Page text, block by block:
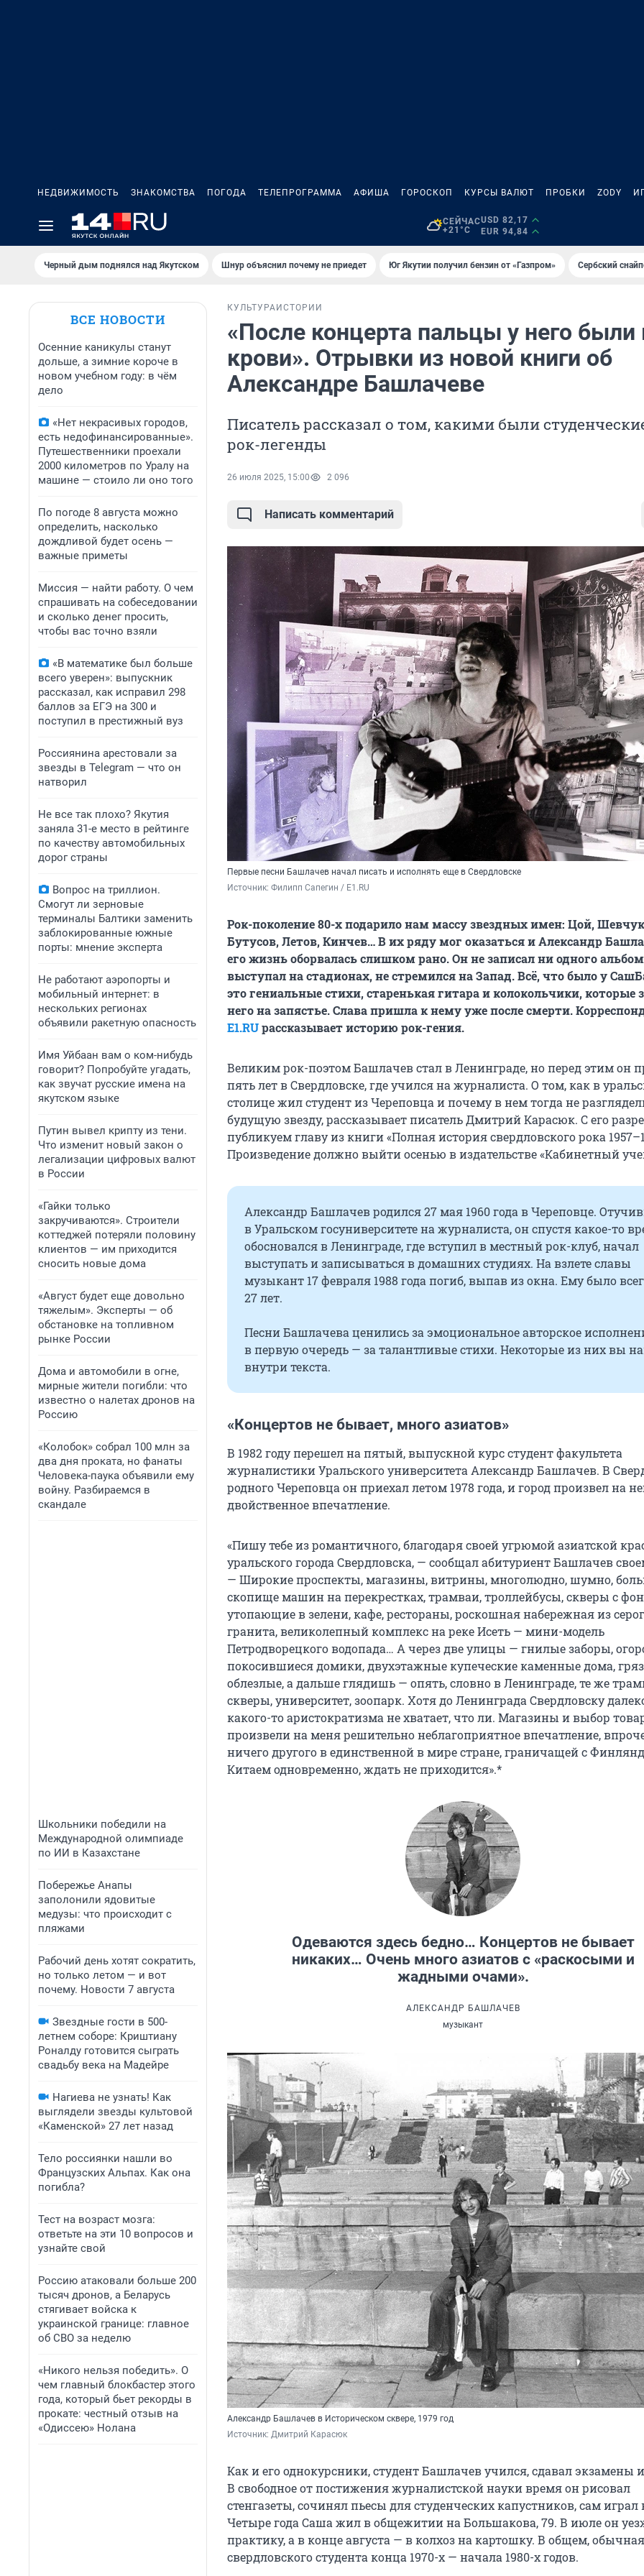
НЕДВИЖИМОСТЬ ЗНАКОМСТВА ПОГОДА ТЕЛЕПРОГРАММА АФИША ГОРОСКОП КУРСЫ ВАЛЮТ ПРОБКИ ZODY
СЕЙЧАС
+21°C
USD 82,17
EUR 94,84
Черный дым поднялся над Якутском Шнур объяснил почему не приедет Юг Якутии получил бензин от «Газпром» Сербский
ВСЕ НОВОСТИ
Осенние каникулы станут
дольше, а зимние короче в
новом учебном году: в чём
дело
«Нет некрасивых городов,
есть недофинансированные».
Путешественники проехали
2000 километров по Уралу на
машине — стоило ли оно того
По погоде 8 августа можно
определить, насколько
дождливой будет осень —
важные приметы
Миссия — найти работу. О чем
спрашивать на собеседовании
и сколько денег просить,
чтобы вас точно взяли
«В математике был больше
всего уверен»: выпускник
рассказал, как исправил 298
баллов за ЕГЭ на 300 и
поступил в престижный вуз
Россиянина арестовали за
звезды в Telegram — что он
натворил
Не все так плохо? Якутия
заняла 31-е место в рейтинге
по качеству автомобильных
дорог страны
Вопрос на триллион.
Смогут ли зерновые
терминалы Балтики заменить
заблокированные южные
порты: мнение эксперта
Не работают аэропорты и
мобильный интернет: в
нескольких регионах
объявили ракетную опасность
Имя Уйбаан вам о ком-нибудь
говорит? Попробуйте угадать,
как звучат русские имена на
якутском языке
Путин вывел крипту из тени.
Что изменит новый закон о
легализации цифровых валют
в России
«Гайки только
закручиваются». Строители
коттеджей потеряли половину
клиентов — им приходится
сносить новые дома
«Август будет еще довольно
тяжелым». Эксперты — об
обстановке на топливном
рынке России
Дома и автомобили в огне,
мирные жители погибли: что
известно о налетах дронов на
Россию
«Колобок» собрал 100 млн за
два дня проката, но фанаты
Человека-паука объявили ему
войну. Разбираемся в
скандале
Школьники победили на
Международной олимпиаде
по ИИ в Казахстане
Побережье Анапы
заполонили ядовитые
медузы: что происходит с
пляжами
Рабочий день хотят сократить,
но только летом — и вот
почему. Новости 7 августа
Звездные гости в 500-
летнем соборе: Криштиану
Роналду готовится сыграть
свадьбу века на Мадейре
Нагиева не узнать! Как
выглядели звезды культовой
«Каменской» 27 лет назад
Тело россиянки нашли во
Французских Альпах. Как она
погибла?
Тест на возраст мозга:
ответьте на эти 10 вопросов и
узнайте свой
Россию атаковали больше 200
тысяч дронов, а Беларусь
стягивает войска к
украинской границе: главное
об СВО за неделю
«Никого нельзя победить». О
чем главный блокбастер этого
года, который бьет рекорды в
прокате: честный отзыв на
«Одиссею» Нолана
КУЛЬТУРА ИСТОРИИ
«После концерта пальцы у него были
крови». Отрывки из новой книги об
Александре Башлачеве
Писатель рассказал о том, какими были
рок-легенды
26 июля 2025, 15:00 2 096
Написать комментарий
Первые песни Башлачев начал писать и исполнять еще в Свердловске
Источник: Филипп Сапегин / E1.RU
Рок-поколение 80-х подарило нам массу звездных имен: Цой,
Бутусов, Летов, Кинчев… В их ряду мог оказаться и Александр
его жизнь оборвалась слишком рано. Он не записал ни одного
выступал на стадионах, не стремился на Запад. Всё, что было у
это гениальные стихи, старенькая гитара и колокольчики, которые
него на запястье. Слава пришла к нему уже после смерти.
E1.RUрассказывает историю рок-гения.
Великим рок-поэтом Башлачев стал в Ленинграде, но перед этим он
пять лет в Свердловске, где учился на журналиста. О том, как в
столице жил студент из Череповца и почему в нем тогда не
будущую звезду, рассказывает писатель Дмитрий Карасюк. С его
публикуем главу из книги «Полная история свердловского рока
Произведение должно выйти осенью в издательстве «Кабинетный
Александр Башлачев родился 27 мая 1960 года в Череповце.
в Уральском госуниверситете на журналиста, он спустя какое-то
обосновался в Ленинграде, где вступил в местный рок-клуб, начал
выступать и записываться в домашних студиях. На взлете славы
музыкант 17 февраля 1988 года погиб, выпав из окна. Ему было
27 лет.
Песни Башлачева ценились за эмоциональное авторское
в первую очередь — за талантливые стихи. Некоторые из них вы
внутри текста.
«Концертов не бывает, много азиатов»
В 1982 году перешел на пятый, выпускной курс студент факультета
журналистики Уральского университета Александр Башлачев. В
родного Череповца он приехал летом 1978 года, и город произвел на
двойственное впечатление.
«Пишу тебе из романтичного, благодаря своей угрюмой азиатской
уральского города Свердловска, — сообщал абитуриент Башлачев
— Широкие проспекты, магазины, витрины, многолюдно, шумно,
скопище машин на перекрестках, трамваи, троллейбусы, скверы с
утопающие в зелени, кафе, рестораны, роскошная набережная из
гранита, великолепный комплекс на реке Исеть — мини-модель
Петродворецкого водопада… А через две улицы — гнилые заборы,
покосившиеся домики, двухэтажные купеческие каменные дома,
облезлые, а дальше глядишь — опять, словно в Ленинграде, те же
скверы, университет, зоопарк. Хотя до Ленинграда Свердловску
какого-то аристократизма не хватает, что ли. Магазины и выбор
произвели на меня решительно неблагоприятное впечатление,
ничего другого в единственной в мире стране, граничащей с
Китаем одновременно, ждать не приходится».*
Одеваются здесь бедно… Концертов не бывает
никаких… Очень много азиатов с «раскосыми и
жадными очами».
АЛЕКСАНДР БАШЛАЧЕВ
музыкант
Александр Башлачев в Историческом сквере, 1979 год
Источник: Дмитрий Карасюк
Как и его однокурсники, студент Башлачев учился, сдавал экзамены
В свободное от постижения журналистской науки время он рисовал
стенгазеты, сочинял пьесы для студенческих капустников, сам играл
Четыре года Саша жил в общежитии на Большакова, 79. В июле он
практику, а в конце августа — в колхоз на картошку. В общем,
свердловского студента конца 1970-х — начала 1980-х годов.